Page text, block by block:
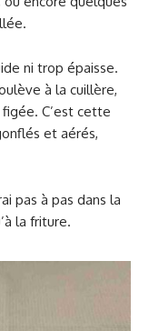
ni trop épaisse.
à la cuillère,
C’est cette
et aérés,
pas à pas dans la
la friture.